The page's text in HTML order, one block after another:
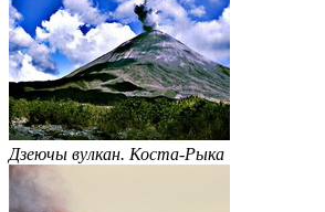
Дзеючы вулкан. Коста-Рыка